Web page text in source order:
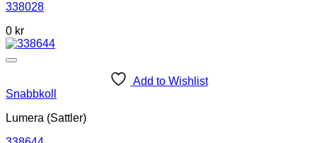
338028
0 kr
Add to Wishlist
Snabbkoll
Lumera (Sattler)